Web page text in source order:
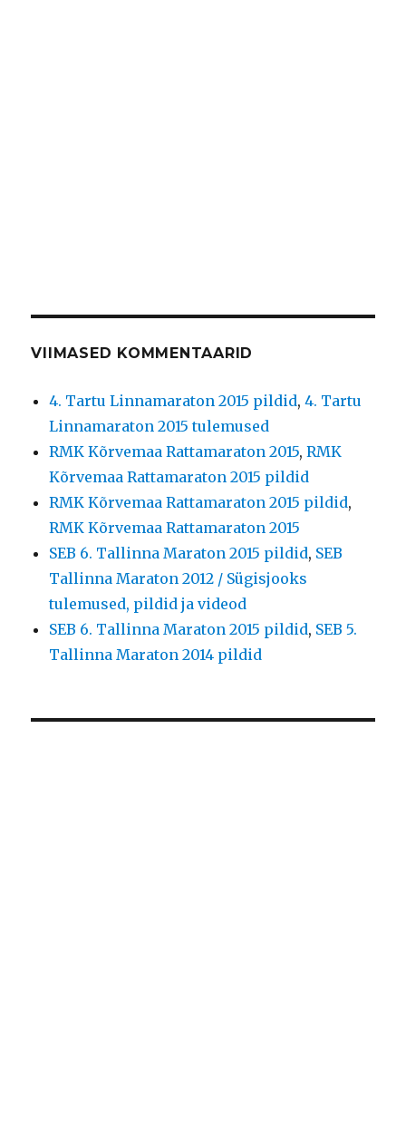
VIIMASED KOMMENTAARID
4. Tartu Linnamaraton 2015 pildid,4. Tartu
Linnamaraton 2015 tulemused
RMK Kõrvemaa Rattamaraton 2015,RMK
Kõrvemaa Rattamaraton 2015 pildid
RMK Kõrvemaa Rattamaraton 2015 pildid,
RMK Kõrvemaa Rattamaraton 2015
SEB 6. Tallinna Maraton 2015 pildid, SEB
Tallinna Maraton 2012 / Sügisjooks
tulemused, pildid ja videod
SEB 6. Tallinna Maraton 2015 pildid, SEB 5.
Tallinna Maraton 2014 pildid